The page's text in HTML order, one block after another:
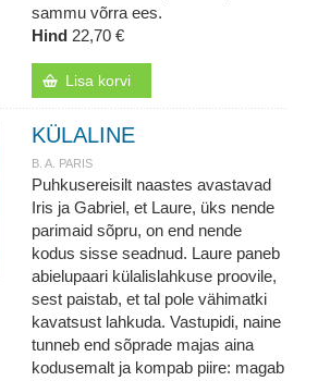
sammu võrra ees.
Hind 22,70 €
Lisa korvi
KÜLALINE
B. A. PARIS
Puhkusereisilt naastes avastavad
Iris ja Gabriel, et Laure, üks nende
parimaid sõpru, on end nende
kodus sisse seadnud. Laure paneb
abielupaari külalislahkuse proovile,
sest paistab, et tal pole vähimatki
kavatsust lahkuda. Vastupidi, naine
tunneb end sõprade majas aina
kodusemalt ja kompab piire: magab